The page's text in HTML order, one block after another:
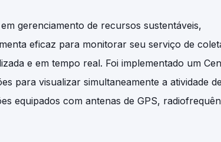
gerenciamento de recursos sustentáveis,
eficaz para monitorar seu serviço de
e em tempo real. Foi implementado um
para visualizar simultaneamente a atividade de
equipados com antenas de GPS,